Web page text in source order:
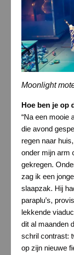
Moonlight
Hoe ben je op
“Na een mooie
die avond
regen naar
onder mijn arm
gekregen.
zag ik een
slaapzak. Hij
paraplu’s,
lekkende
dit al maanden
schril contrast:
op zijn nieuwe